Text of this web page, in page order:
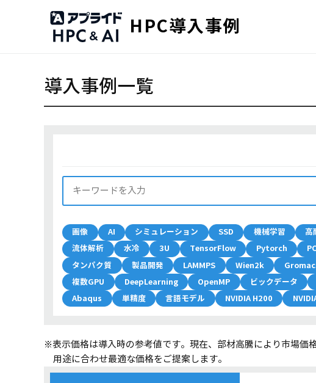
HPC導入事例
導入事例一覧
画像 AI シミュレーション SSD 機械学習 高
流体解析
水冷 3U TensorFlow Pytorch
タンパク質
製品開発 LAMMPS Wien2k
複数GPU
DeepLearning OpenMP ビックデータ
Abaqus
単精度 言語モデル NVIDIA H200
※表示価格は導入時の参考値です。現在、部材高騰により市場価
用途に合わせ最適な価格をご提案します。